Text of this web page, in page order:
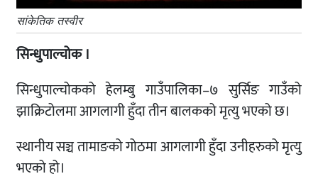
सांकेतिक तस्वीर
सिन्धुपाल्चोक ।
सिन्धुपाल्चोकको हेलम्बु गाउँपालिका–७ सुर्सिङ गाउँको
झाक्रिटोलमा आगलागी हुँदा तीन बालकको मृत्यु भएको छ।
स्थानीय सञ्च तामाङको गोठमा आगलागी हुँदा उनीहरुको मृत्यु
भएको हो।